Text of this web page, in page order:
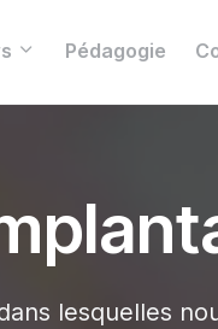
Pédagogie
lesquelles